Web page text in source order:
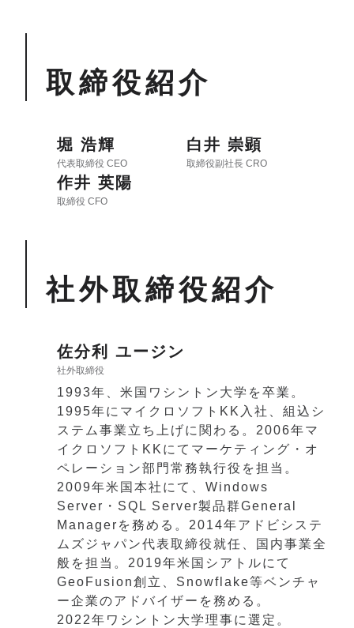
取締役紹介
堀 浩輝
代表取締役 CEO
白井 崇顕
取締役副社長 CRO
作井 英陽
取締役 CFO
社外取締役紹介
佐分利 ユージン
社外取締役
1993年、米国ワシントン大学を卒業。
1995年にマイクロソフトKK入社、組込シ
ステム事業立ち上げに関わる。2006年マ
イクロソフトKKにてマーケティング・オ
ペレーション部門常務執行役を担当。
2009年米国本社にて、Windows
Server・SQL Server製品群General
Managerを務める。2014年アドビシステ
ムズジャパン代表取締役就任、国内事業全
般を担当。2019年米国シアトルにて
GeoFusion創立、Snowflake等ベンチャ
ー企業のアドバイザーを務める。
2022年ワシントン大学理事に選定。